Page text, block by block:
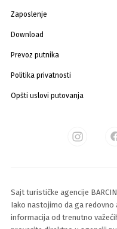
Zaposlenje
Download
Prevoz putnika
Politika privatnosti
Opšti uslovi putovanja
Sajt turističke agencije
Iako nastojimo da ga
informacija od trenutno